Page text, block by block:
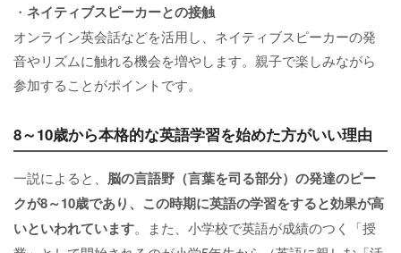
・ ネイティブスピーカーとの接触
オンライン英会話などを活用し、ネイティブスピーカーの発
音やリズムに触れる機会を増やします。親子で楽しみながら
参加することがポイントです。
8～10歳から本格的な英語学習を始めた方がいい理由
一説によると、 脳の言語野（言葉を司る部分）の発達のピー
クが8～10歳であり、この時期に英語の学習をすると効果が高
いといわれています。また、小学校で英語が成績のつく「授